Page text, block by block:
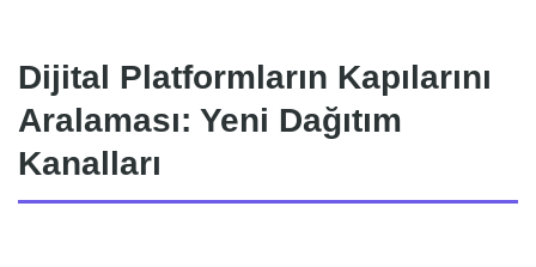
Dijital Platformların Kapılarını
Aralaması: Yeni Dağıtım
Kanalları